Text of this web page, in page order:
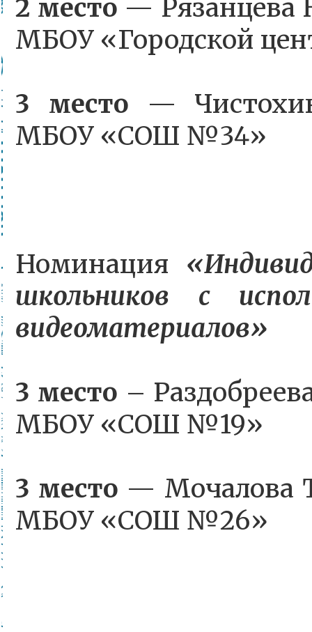
2 место — Рязанцева
МБОУ «Городской
3 место —
МБОУ «СОШ №34»
Номинация
школьников с
видеоматериалов»
3 место –
МБОУ «СОШ №19»
3 место — Мочалова
МБОУ «СОШ №26»